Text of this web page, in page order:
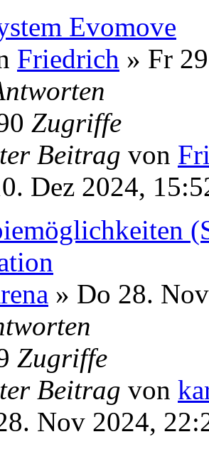
Evomove
Friedrich » Fr
Zugriffe
Beitrag von
Dez 2024,
» Do 28.
Zugriffe
Beitrag von
Nov 2024,